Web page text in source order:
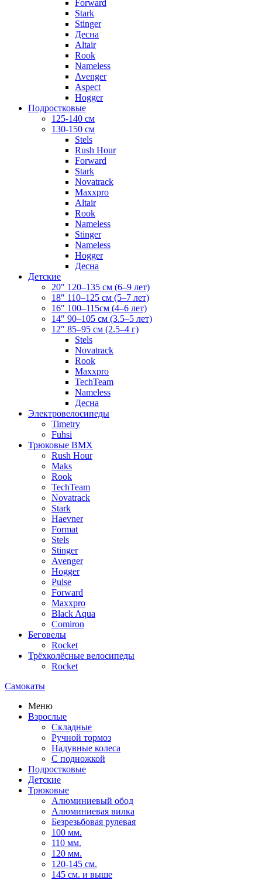
Forward
Stark
Stinger
Десна
Altair
Rook
Nameless
Avenger
Aspect
Hogger
Подростковые
125-140 см
130-150 см
Stels
Rush Hour
Forward
Stark
Novatrack
Maxxpro
Altair
Rook
Nameless
Stinger
Nameless
Hogger
Десна
Детские
20″ 120–135 см (6–9 лет)
18″ 110–125 см (5–7 лет)
16″ 100–115см (4–6 лет)
14″ 90–105 см (3.5–5 лет)
12″ 85–95 см (2.5–4 г)
Stels
Novatrack
Rook
Maxxpro
TechTeam
Nameless
Десна
Электровелосипеды
Timetry
Fuhsi
Трюковые BMX
Rush Hour
Maks
Rook
TechTeam
Novatrack
Stark
Haevner
Format
Stels
Stinger
Avenger
Hogger
Pulse
Forward
Maxxpro
Black Aqua
Comiron
Беговелы
Rocket
Трёхколёсные велосипеды
Rocket
Самокаты
Меню
Взрослые
Складные
Ручной тормоз
Надувные колеса
С подножкой
Подростковые
Детские
Трюковые
Алюминиевый обод
Алюминиевая вилка
Безрезьбовая рулевая
100 мм.
110 мм.
120 мм.
120-145 см.
145 см. и выше